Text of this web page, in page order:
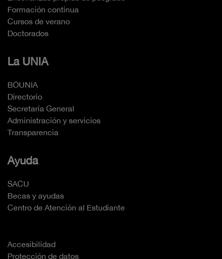
Formación continua
Cursos de verano
Doctorados
La UNIA
BOUNIA
Directorio
Secretaría General
Administración y servicios
Transparencia
Ayuda
SACU
Becas y ayudas
Centro de Atención al Estudiante
Accesibilidad
Protección de datos